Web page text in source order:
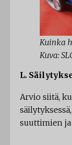
Kuinka
Kuva:
L.
Arvio siitä,
suuttimien